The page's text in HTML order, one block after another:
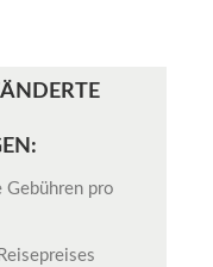
Gebühren pro